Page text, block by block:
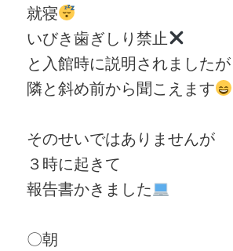
就寝
いびき歯ぎしり禁止
と入館時に説明されましたが
隣と斜め前から聞こえます
そのせいではありませんが
３時に起きて
報告書かきました
〇朝